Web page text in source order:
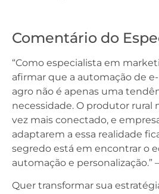
Comentário do
“Como especialista em
afirmar que a automação de
agro não é apenas uma
necessidade. O produtor rural
vez mais conectado, e
adaptarem a essa realidade
segredo está em encontrar o
automação e personalização.”
Quer transformar sua